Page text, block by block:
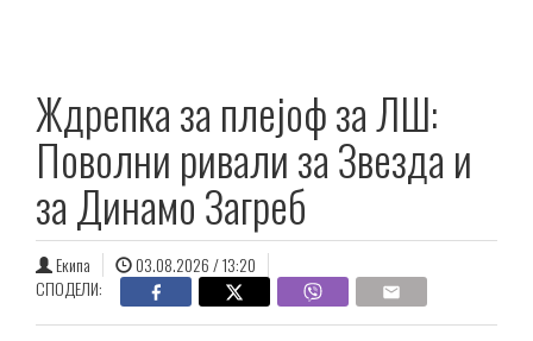
Ждрепка за плејоф за ЛШ:
Поволни ривали за Звезда и
за Динамо Загреб
Екипа
03.08.2026 / 13:20
СПОДЕЛИ: